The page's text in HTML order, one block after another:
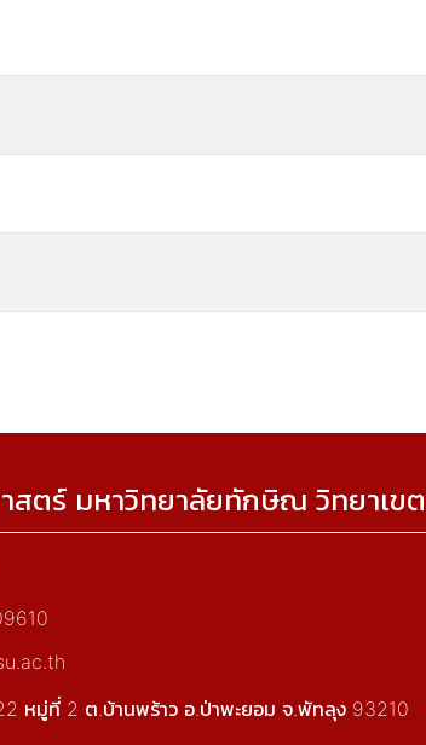
สตร์ มหาวิทยาลัยทักษิณ วิทยาเข
หมู่ที่ 2 ต.บ้านพร้าว อ.ป่าพะยอม จ.พัทลุง 93210